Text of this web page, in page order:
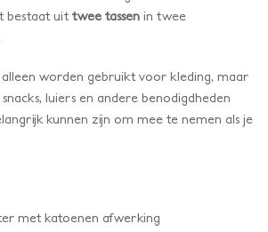
bestaat uit twee tassen in twee
worden gebruikt voor kleding, maar
luiers en andere benodigdheden
kunnen zijn om mee te nemen als je
met katoenen afwerking